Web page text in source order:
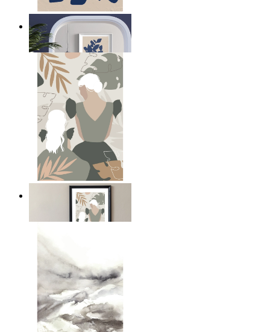
Marinblå blad komposition
Från 149 kr
Mammas kärlek